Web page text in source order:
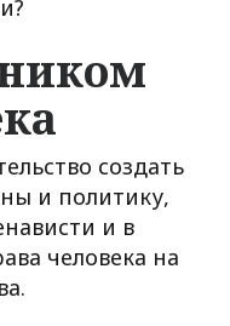
создать
и политику,
и в
человека на